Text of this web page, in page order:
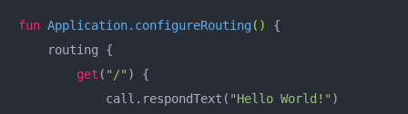
fun Application. configureRouting ()
{
    routing {
get ( "/" ) {
            call.respondText(
"Hello World!" )